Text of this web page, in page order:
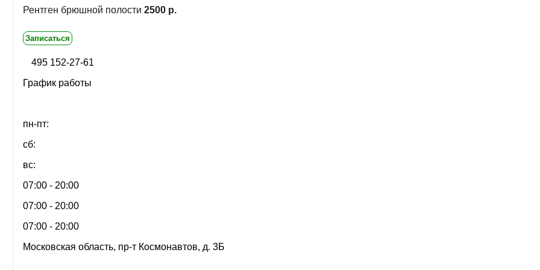
Рентген брюшной полости 2500 р.
Записаться
495 152-27-61
График работы
пн-пт:
сб:
вс:
07:00 - 20:00
07:00 - 20:00
07:00 - 20:00
Московская область, пр-т Космонавтов, д. 3Б